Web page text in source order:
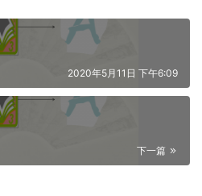
2020年5月11日 下午6:09
下一篇